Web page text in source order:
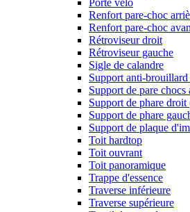
Porte vélo
Renfort pare-choc
Renfort pare-choc
Rétroviseur droit
Rétroviseur gauche
Sigle de calandre
Support anti-brouillard
Support de pare chocs
Support de phare droit
Support de phare
Support de plaque
Toit hardtop
Toit ouvrant
Toit panoramique
Trappe d'essence
Traverse inférieure
Traverse supérieure